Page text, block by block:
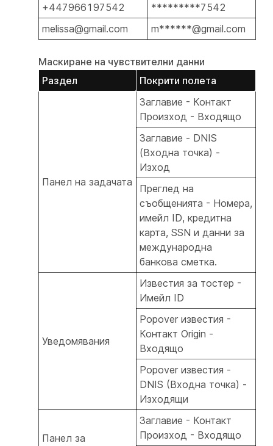
+447966197542
*********7542
melissa@gmail.com
m******@gmail.com
Маскиране на чувствителни данни
Раздел
Покрити полета
Панел на задачата
Заглавие - Контакт
Произход - Входящо
Заглавие - DNIS
(Входна точка) -
Изход
Преглед на
съобщенията - Номера,
имейл ID, кредитна
карта, SSN и данни за
международна
банкова сметка.
Уведомявания
Известия за тостер -
Имейл ID
Popover известия -
Контакт Origin -
Входящо
Popover известия -
DNIS (Входна точка) -
Изходящи
Панел за
Заглавие - Контакт
Произход - Входящо